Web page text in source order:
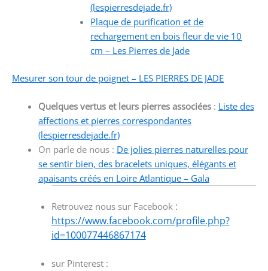
(lespierresdejade.fr)
Plaque de purification et de
rechargement en bois fleur de vie 10
cm – Les Pierres de Jade
Mesurer son tour de poignet – LES PIERRES DE JADE
Quelques vertus et leurs pierres associées : Liste des
affections et pierres correspondantes
(lespierresdejade.fr)
On parle de nous : De jolies pierres naturelles pour
se sentir bien, des bracelets uniques, élégants et
apaisants créés en Loire Atlantique – Gala
Retrouvez nous sur Facebook :
https://www.facebook.com/profile.php?
id=100077446867174
sur Pinterest :